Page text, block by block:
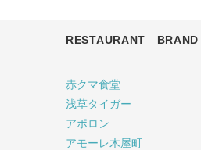
RESTAURANT BRAND
赤クマ食堂
浅草タイガー
アポロン
アモーレ木屋町